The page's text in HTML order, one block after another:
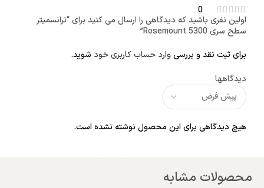
0
دیدگاهها
هیچ دیدگاهی برای این محصول نوشته نشده است.
اولین نفری باشید که دیدگاهی را ارسال می کنید برای “ترانسمیتر
سطح سری Rosemount 5300”
برای ثبت نقد و بررسیوارد حساب کاربری خود شوید.
محصولات مشابه